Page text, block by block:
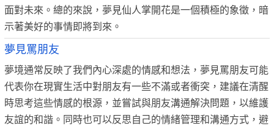
面對未來。總的來說，夢見仙人掌開花是一個積極的象徵，暗
示著美好的事情即將到來。
夢見罵朋友
夢境通常反映了我們內心深處的情感和想法，夢見罵朋友可能
代表你在現實生活中對朋友有一些不滿或者衝突，建議在清醒
時思考這些情感的根源，並嘗試與朋友溝通解決問題，以維護
友誼的和諧。同時也可以反思自己的情緒管理和溝通方式，避